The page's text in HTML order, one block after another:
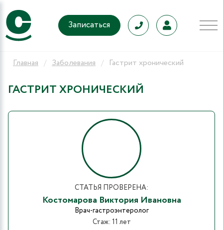
Записаться
Главная Заболевания Гастрит хронический
ГАСТРИТ ХРОНИЧЕСКИЙ
СТАТЬЯ ПРОВЕРЕНА:
Костомарова Виктория Ивановна
Врач-гастроэнтеролог
Стаж: 11 лет